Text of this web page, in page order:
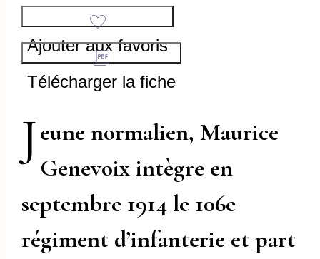
Ajouter aux favoris
Télécharger la fiche
Jeune normalien, Maurice
Genevoix intègre en
septembre 1914 le 106e
régiment d’infanterie et part